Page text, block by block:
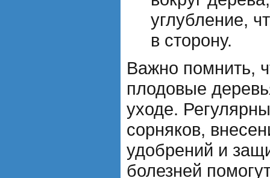
углубление,
в сторону.
Важно помнить,
плодовые
уходе.
сорняков,
удобрений и
болезней